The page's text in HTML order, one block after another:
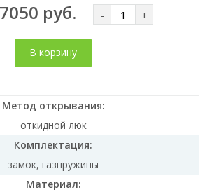
руб. - +
В корзину
Метод открывания:
откидной люк
Комплектация:
замок, газпружины
Материал: